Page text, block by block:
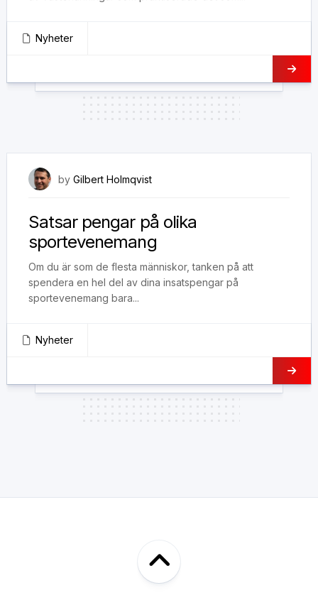
Nyheter
by Gilbert Holmqvist
Satsar pengar på olika
sportevenemang
Om du är som de flesta människor, tanken på att
spendera en hel del av dina insatspengar på
sportevenemang bara...
Nyheter